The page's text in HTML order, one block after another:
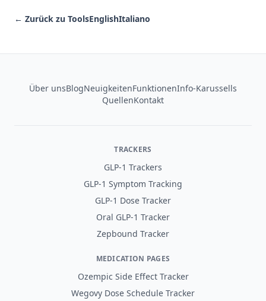
← Zurück zu ToolsEnglishItaliano
Über unsBlogNeuigkeitenFunktionenInfo-Karussells
QuellenKontakt
TRACKERS
GLP-1 Trackers
GLP-1 Symptom Tracking
GLP-1 Dose Tracker
Oral GLP-1 Tracker
Zepbound Tracker
MEDICATION PAGES
Ozempic Side Effect Tracker
Wegovy Dose Schedule Tracker